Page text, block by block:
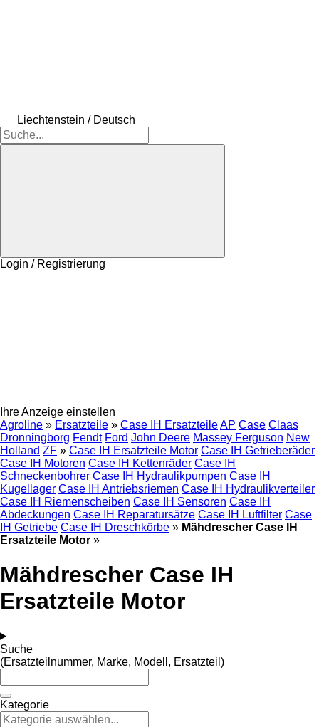
Liechtenstein / Deutsch
Login / Registrierung
Ihre Anzeige einstellen
Agroline » Ersatzteile » Case IH ErsatzteileAP Case Claas
Dronningborg Fendt Ford John Deere Massey Ferguson New
Holland ZF » Case IH Ersatzteile Motor Case IH Getrieberäder
Case IH Motoren Case IH Kettenräder Case IH
Schneckenbohrer Case IH Hydraulikpumpen Case IH
Kugellager Case IH Antriebsriemen Case IH Hydraulikverteiler
Case IH Riemenscheiben Case IH Sensoren Case IH
Abdeckungen Case IH Reparatursätze Case IH Luftfilter Case
IH Getriebe Case IH Dreschkörbe » Mähdrescher Case IH
Ersatzteile Motor »
Mähdrescher Case IH
Ersatzteile Motor
Suche
(Ersatzteilnummer, Marke, Modell, Ersatzteil)
Kategorie